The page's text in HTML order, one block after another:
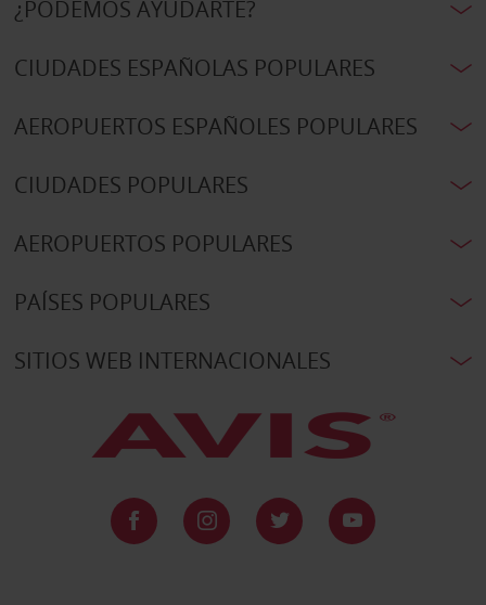
¿PODEMOS AYUDARTE?
CIUDADES ESPAÑOLAS POPULARES
AEROPUERTOS ESPAÑOLES POPULARES
CIUDADES POPULARES
AEROPUERTOS POPULARES
PAÍSES POPULARES
SITIOS WEB INTERNACIONALES